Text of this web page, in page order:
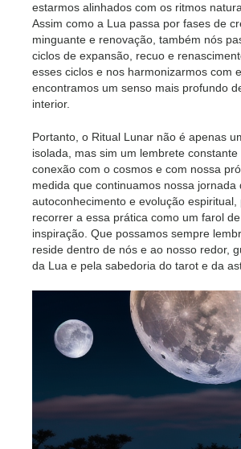
estarmos alinhados com os ritmos
Assim como a Lua passa por fases de
minguante e renovação, também nós
ciclos de expansão, recuo e
esses ciclos e nos harmonizarmos com
encontramos um senso mais profundo
interior.
Portanto, o Ritual Lunar não é apenas
isolada, mas sim um lembrete constante
conexão com o cosmos e com nossa
medida que continuamos nossa jornada
autoconhecimento e evolução espiritual,
recorrer a essa prática como um farol
inspiração. Que possamos sempre
reside dentro de nós e ao nosso redor,
da Lua e pela sabedoria do tarot e da